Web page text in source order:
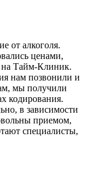
от алкоголя.
ценами,
на Тайм-Клиник.
нам позвонили и
мы получили
кодирования.
в зависимости
приемом,
специалисты,